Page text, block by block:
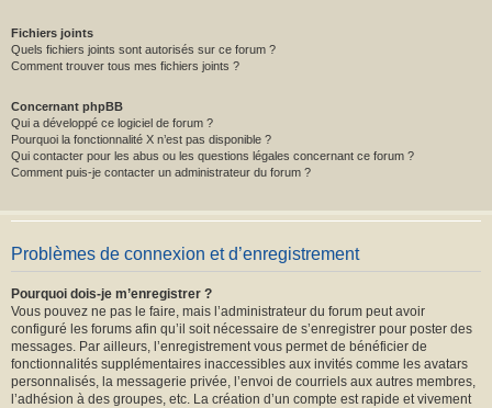
Fichiers joints
Quels fichiers joints sont autorisés sur ce forum ?
Comment trouver tous mes fichiers joints ?
Concernant phpBB
Qui a développé ce logiciel de forum ?
Pourquoi la fonctionnalité X n’est pas disponible ?
Qui contacter pour les abus ou les questions légales concernant ce forum ?
Comment puis-je contacter un administrateur du forum ?
Problèmes de connexion et d’enregistrement
Pourquoi dois-je m’enregistrer ?
Vous pouvez ne pas le faire, mais l’administrateur du forum peut avoir
configuré les forums afin qu’il soit nécessaire de s’enregistrer pour poster des
messages. Par ailleurs, l’enregistrement vous permet de bénéficier de
fonctionnalités supplémentaires inaccessibles aux invités comme les avatars
personnalisés, la messagerie privée, l’envoi de courriels aux autres membres,
l’adhésion à des groupes, etc. La création d’un compte est rapide et vivement